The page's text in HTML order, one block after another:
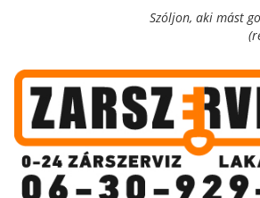
Szóljon, aki mást